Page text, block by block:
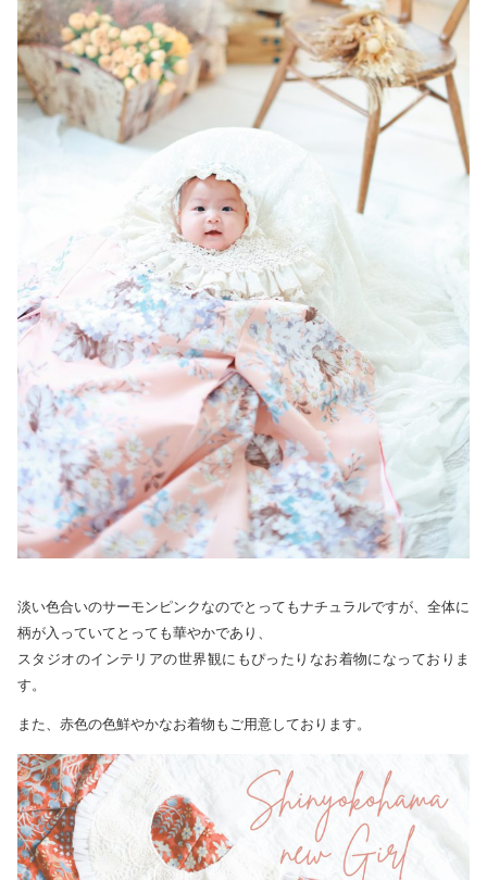
淡い色合いのサーモンピンクなのでとってもナチュラルですが、全体に
柄が入っていてとっても華やかであり、
スタジオのインテリアの世界観にもぴったりなお着物になっておりま
す。
また、赤色の色鮮やかなお着物もご用意しております。